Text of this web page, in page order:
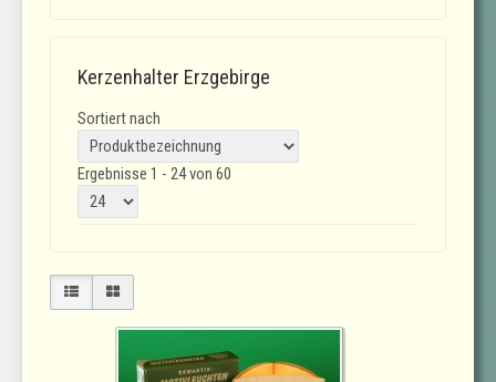
Kerzenhalter Erzgebirge
Sortiert nach
Ergebnisse 1 - 24 von 60